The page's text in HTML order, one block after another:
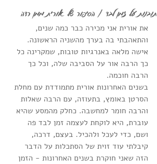
תובנות על זמן לבד / הסיפור של אורית ממן רדה
את אורית אני מכירה כבר כמה שנים,
והתאהבתי בה בערך מהשניה הראשונה.
אישה מלאה באנרגיות טובות, שמקרינה כל
כך הרבה אור על הסביבה שלה, וכל כך
הרבה חוכמה.
בשנים האחרונות אורית מתמודדת עם מחלת
הסרטן באומץ, בתעוזה, עם הרבה שאלות
והרבה חומר למחשבה. כחלק מהמסע שהיא
עוברת, היא לוקחת לעצמה זמן לבד פה
ושם, כדי לעכל ולהכיל. בעצם, דרכה,
קיבלתי עוד זוית של הסתכלות על הדבר
הזה שאני חוקרת בשנים האחרונות - הזמן